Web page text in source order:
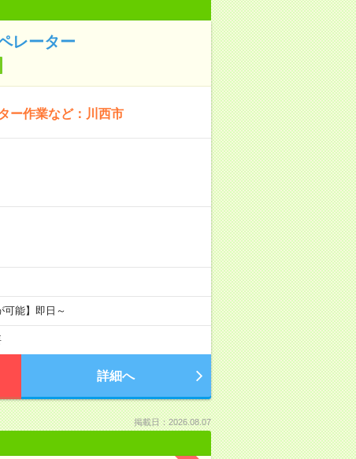
レーター
ー作業など：川西市
能】即日～
詳細へ
掲載日：2026.08.07